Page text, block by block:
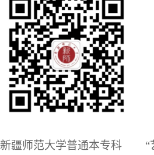
新疆师范大学普通本专科“艺